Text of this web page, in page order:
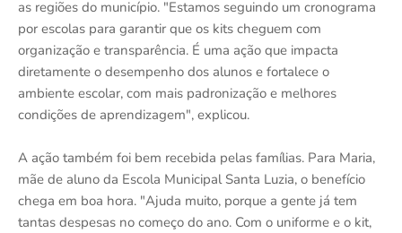
as regiões do município. "Estamos seguindo um cronograma
por escolas para garantir que os kits cheguem com
organização e transparência. É uma ação que impacta
diretamente o desempenho dos alunos e fortalece o
ambiente escolar, com mais padronização e melhores
condições de aprendizagem", explicou.
A ação também foi bem recebida pelas famílias. Para Maria,
mãe de aluno da Escola Municipal Santa Luzia, o benefício
chega em boa hora. "Ajuda muito, porque a gente já tem
tantas despesas no começo do ano. Com o uniforme e o kit,